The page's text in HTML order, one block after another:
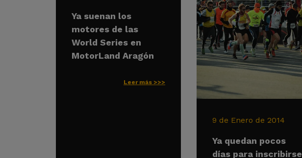
Ya suenan los
motores de las
World Series en
MotorLand Aragón
Leer más >>>
9 de Enero de 2014
Ya quedan pocos
días para inscribirse